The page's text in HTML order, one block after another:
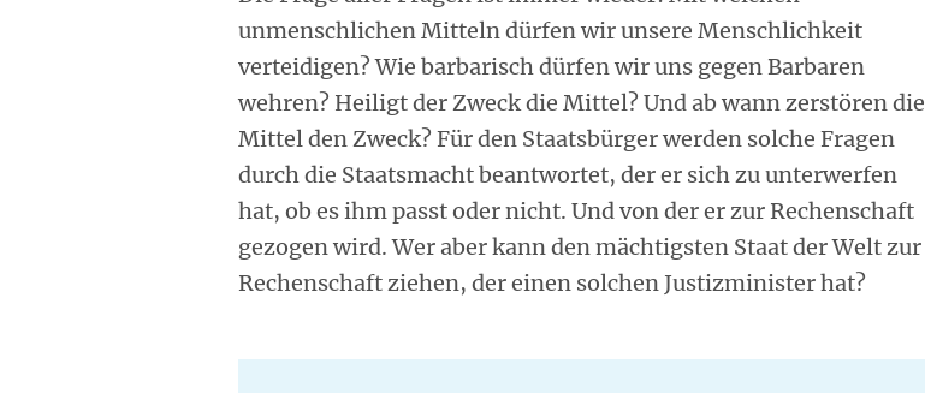
unmenschlichen Mitteln dürfen wir unsere Menschlichkeit
verteidigen? Wie barbarisch dürfen wir uns gegen Barbaren
wehren? Heiligt der Zweck die Mittel? Und ab wann zerstören die
Mittel den Zweck? Für den Staatsbürger werden solche Fragen
durch die Staatsmacht beantwortet, der er sich zu unterwerfen
hat, ob es ihm passt oder nicht. Und von der er zur Rechenschaft
gezogen wird. Wer aber kann den mächtigsten Staat der Welt zur
Rechenschaft ziehen, der einen solchen Justizminister hat?